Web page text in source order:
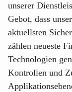
unserer
Gebot, dass
aktuellsten
zählen neueste
Technologien
Kontrollen und